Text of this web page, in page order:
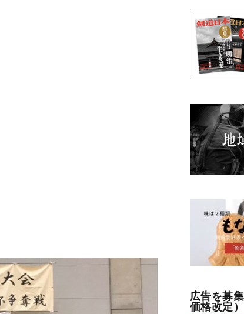
広告を募
価格改定）